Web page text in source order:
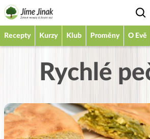
Recepty Kurzy Klub Proměny O Evě
Rychlé